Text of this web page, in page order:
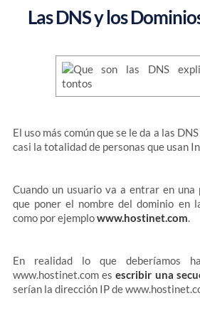
Las DNS y los
El uso más común que se le da a las
casi la totalidad de personas que usan
Cuando un usuario va a entrar en
que poner el nombre del dominio en
como por ejemplowww.hostinet.com
En realidad lo que deberíamos
www.hostinet.com esescribir una
serían la dirección IP de